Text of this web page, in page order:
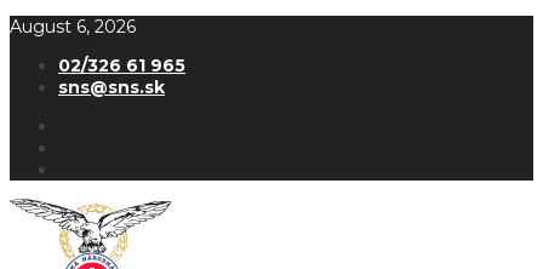
August 6, 2026
02/326 61 965
sns@sns.sk